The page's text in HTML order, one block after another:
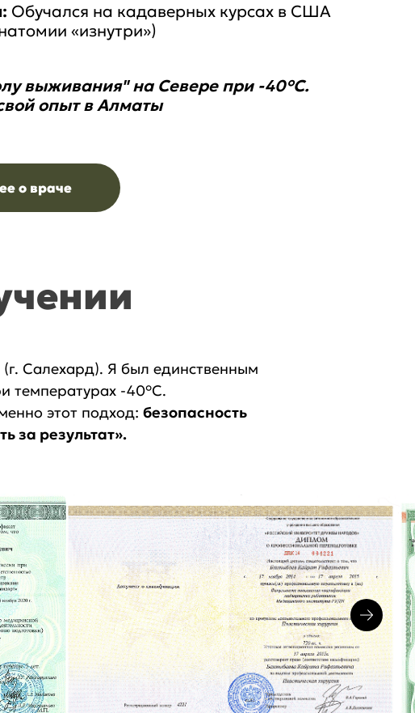
Обучался на кадаверных курсах в США
«изнутри»)
выживания" на Севере при -40°C.
опыт в Алматы
о враче
Салехард). Я был единственным
температурах -40°C.
этот подход: безопасность
за результат».